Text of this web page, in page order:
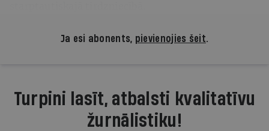
Ja esi abonents, pievienojies šeit.
Turpini lasīt, atbalsti kvalitatīvu
žurnālistiku!